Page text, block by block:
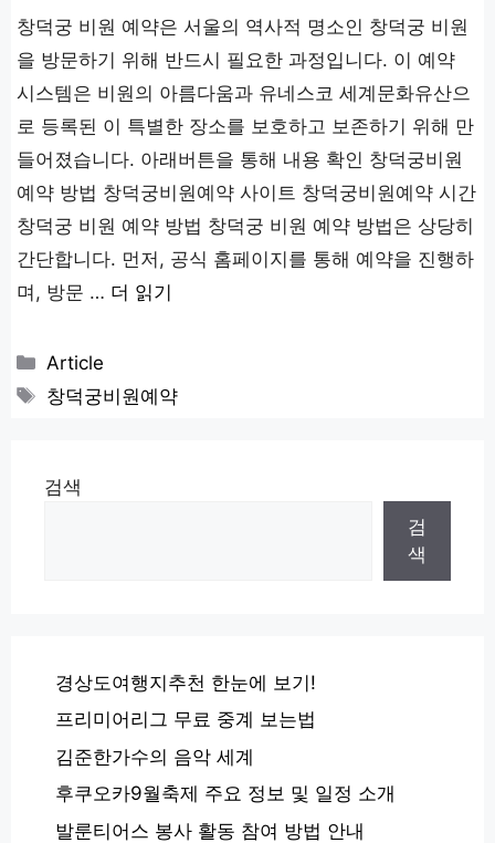
창덕궁 비원 예약은 서울의 역사적 명소인 창덕궁 비원
을 방문하기 위해 반드시 필요한 과정입니다. 이 예약
시스템은 비원의 아름다움과 유네스코 세계문화유산으
로 등록된 이 특별한 장소를 보호하고 보존하기 위해 만
들어졌습니다. 아래버튼을 통해 내용 확인 창덕궁비원
예약 방법 창덕궁비원예약 사이트 창덕궁비원예약 시간
창덕궁 비원 예약 방법 창덕궁 비원 예약 방법은 상당히
간단합니다. 먼저, 공식 홈페이지를 통해 예약을 진행하
며, 방문 … 더 읽기
카
테
고
Article
태
창덕궁비원예약
검색
검
색
경상도여행지추천 한눈에 보기!
프리미어리그 무료 중계 보는법
김준한가수의 음악 세계
후쿠오카9월축제 주요 정보 및 일정 소개
발룬티어스 봉사 활동 참여 방법 안내